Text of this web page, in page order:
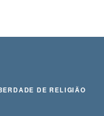
DE RELIGIÃO